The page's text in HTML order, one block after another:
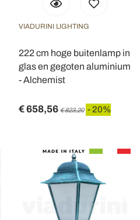
VIADURINI LIGHTING
222 cm hoge buitenlamp in
glas en gegoten aluminium
- Alchemist
€ 658,56 € 823,20 - 20%